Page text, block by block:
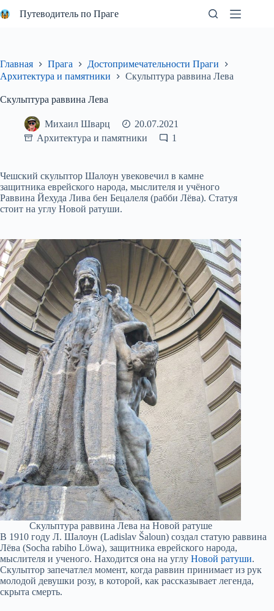
к
Путеводитель по Праге
Главная Прага
Достопримечательности Праги
Архитектура и памятники
Скульптура раввина Лева
Скульптура раввина Лева
Михаил Шварц
20.07.2021
Архитектура и памятники
1
Чешский скульптор Шалоун увековечил в камне
защитника еврейского народа, мыслителя и учёного
Раввина Йехуда Лива бен Бецалеля (рабби Лёва). Статуя
стоит на углу Новой ратуши.
Скульптура раввина Лева на Новой ратуше
В 1910 году Л. Шалоун (Ladislav Šaloun) создал статую раввина
Лёва (Socha rabiho Löwa), защитника еврейского народа,
мыслителя и ученого. Находится она на углу Новой ратуши.
Скульптор запечатлел момент, когда раввин принимает из рук
молодой девушки розу, в которой, как рассказывает легенда,
скрыта смерть.